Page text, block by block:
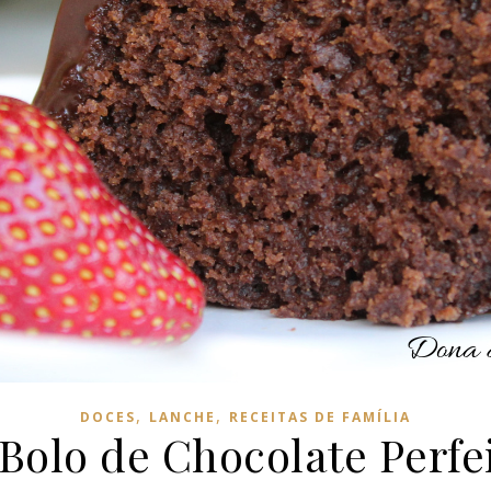
DOCES, LANCHE , RECEITAS DE FAMÍLIA
de Chocolate